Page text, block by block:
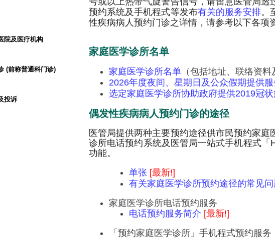
院及医疗机构
(前称普通科门诊)
投诉